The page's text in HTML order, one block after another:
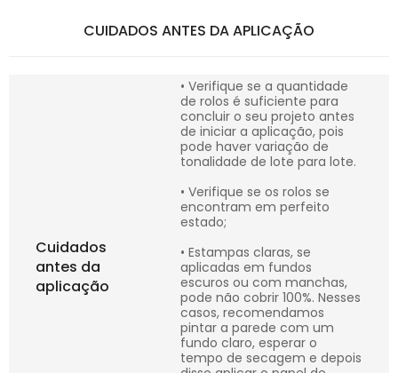
CUIDADOS ANTES DA APLICAÇÃO
Cuidados
antes da
aplicação
• Verifique se a quantidade
de rolos é suficiente para
concluir o seu projeto antes
de iniciar a aplicação, pois
pode haver variação de
tonalidade de lote para lote.
• Verifique se os rolos se
encontram em perfeito
estado;
• Estampas claras, se
aplicadas em fundos
escuros ou com manchas,
pode não cobrir 100%. Nesses
casos, recomendamos
pintar a parede com um
fundo claro, esperar o
tempo de secagem e depois